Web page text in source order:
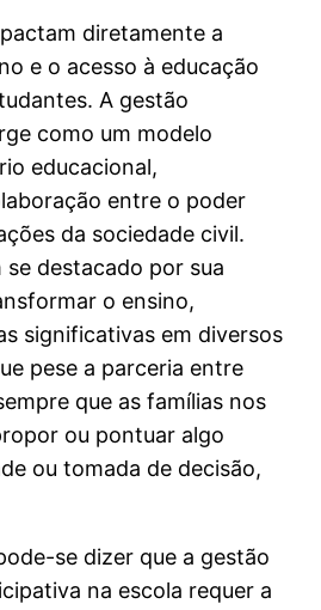
diretamente a
e o acesso à educação
A gestão
como um modelo
educacional,
entre o poder
da sociedade civil.
destacado por sua
o ensino,
significativas em diversos
pese a parceria entre
que as famílias nos
ou pontuar algo
ou tomada de decisão,
se dizer que a gestão
na escola requer a